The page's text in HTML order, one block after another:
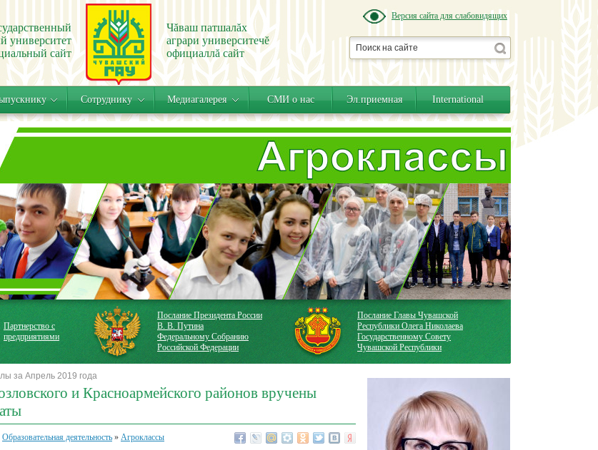
университет
сайт
Чăваш патшалăх
аграри университечĕ
официаллă сайт
Версия сайта для слабовидящих
Сотруднику Медиагалерея СМИ о нас Эл.приемная International
Партнерство с
предприятиями
Послание Президента России
В. В. Путина
Федеральному Собранию
Российской Федерации
Послание Главы Чувашской
Республики Олега Николаева
Государственному Совету
Чувашской Республики
за Апрель 2019 года
и Красноармейского районов вручены
Образовательная деятельность » Агроклассы